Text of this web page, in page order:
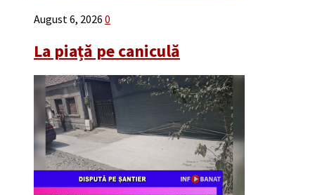
August 6, 2026 0
La piață pe caniculă